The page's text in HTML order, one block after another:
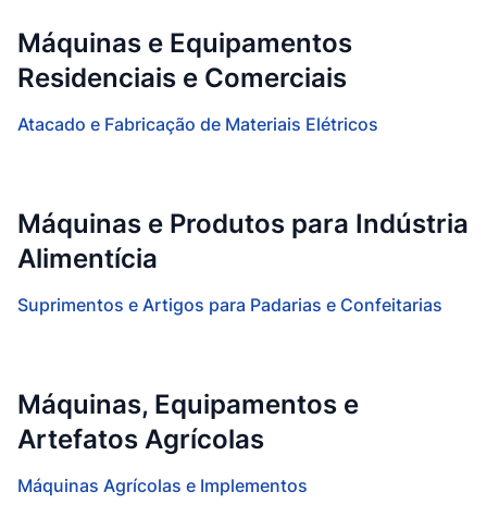
Máquinas e Equipamentos
Residenciais e Comerciais
Atacado e Fabricação de Materiais Elétricos
Máquinas e Produtos para Indústria
Alimentícia
Suprimentos e Artigos para Padarias e Confeitarias
Máquinas, Equipamentos e
Artefatos Agrícolas
Máquinas Agrícolas e Implementos